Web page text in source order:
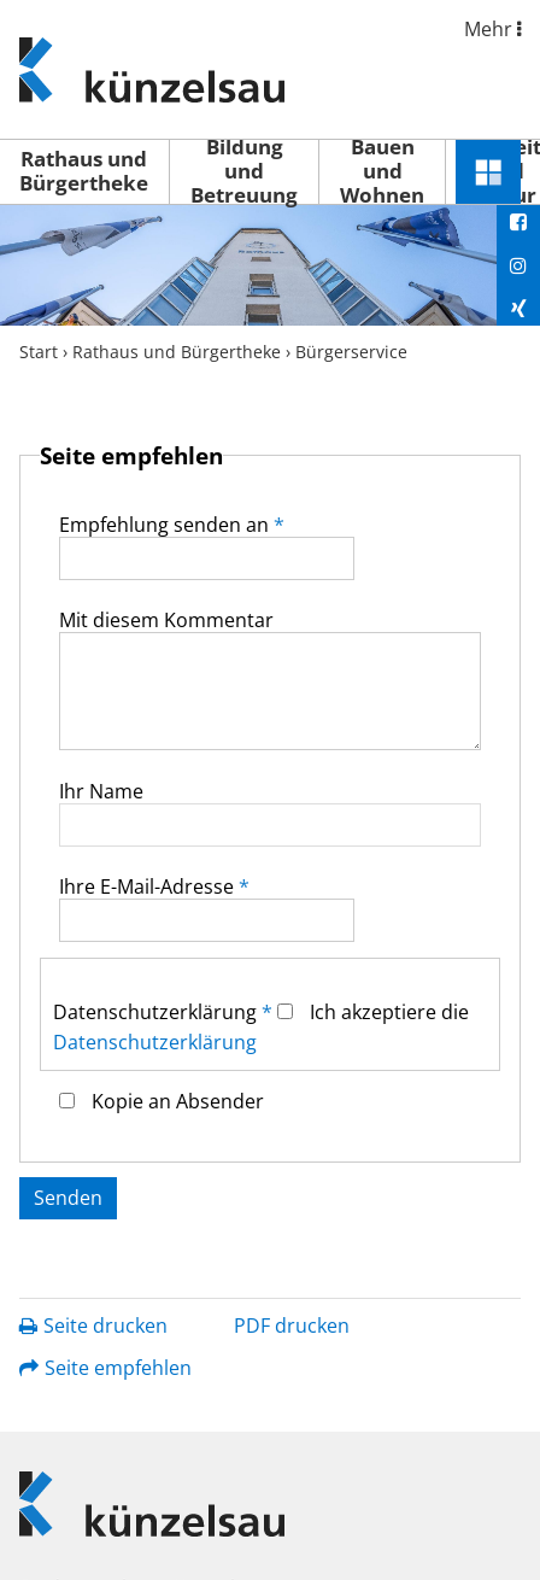
www.kuenzelsau.de
(zur
Startseite)
Mehr
Rathaus und
Bürgertheke
Bildung
und
Betreuung
Bauen
und
Wohnen
Freizeit
und
Kultur
Menü
Start › Rathaus und Bürgertheke › Bürgerservice
Seite empfehlen
Empfehlung senden an *
Mit diesem Kommentar
Ihr Name
Ihre E-Mail-Adresse*
Datenschutz­erklärung*
Ich akzeptiere die
Datenschutz­erklärung
Kopie an Absender
Seite drucken
PDF drucken
Seite empfehlen
Logo
Künzelsau